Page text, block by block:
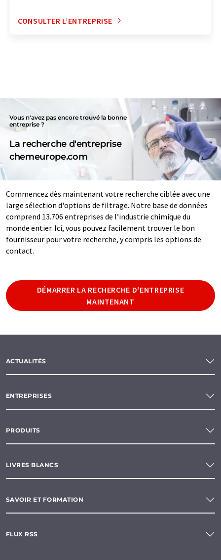
CONSULTER L’ENTREPRISE
Vous n'avez pas encore trouvé la bonne
entreprise ?
La recherche d'entreprise
chemeurope.com
Commencez dès maintenant votre recherche ciblée avec une
large sélection d'options de filtrage. Notre base de données
comprend 13.706 entreprises de l’industrie chimique du
monde entier. Ici, vous pouvez facilement trouver le bon
fournisseur pour votre recherche, y compris les options de
contact.
DÉMARRER LA RECHERCHE D'ENTREPRISE
MAINTENANT
ACTUALITÉS
ENTREPRISES
PRODUITS
LIVRES BLANCS
SAVOIR ET FORMATION
FLUX RSS